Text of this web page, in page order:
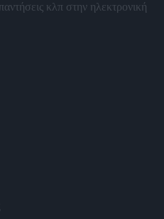
κλπ στην ηλεκτρονική